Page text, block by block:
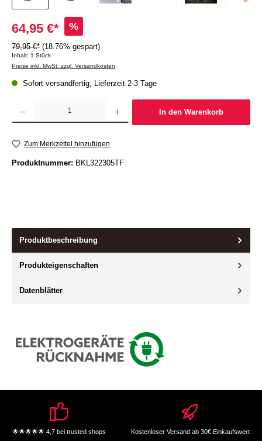
64,95 €* %
79,95 €* (18.76% gespart)
Inhalt: 1 Stück
Preise inkl. MwSt. zzgl. Versandkosten
Sofort versandfertig, Lieferzeit 2-3 Tage
Produkt Anzahl: Gib den gewünschten Wert ein oder benutze die Schaltflächen um die
In den Warenkorb
Zum Merkzettel hinzufügen
Produktnummer: BKL322305TF
Produktbeschreibung
Produkteigenschaften
Datenblätter
🌟🌟🌟🌟🌟 4,7 bei trusted shops Kostenloser Versand ab 30€ Einkaufswert